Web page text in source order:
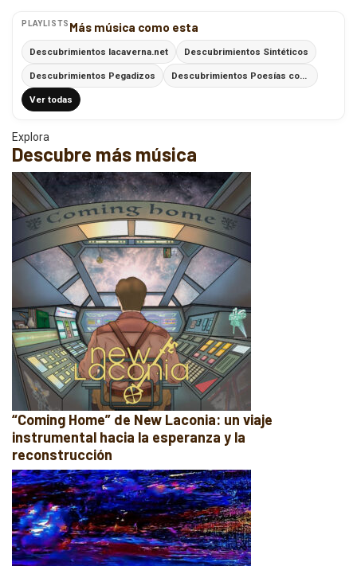
PLAYLISTS Más música como esta
Descubrimientos lacaverna.net Descubrimientos Sintéticos
Descubrimientos Pegadizos
Ver todas
Explora
Descubre más música
“Coming Home” de New Laconia: un viaje
instrumental hacia la esperanza y la
reconstrucción